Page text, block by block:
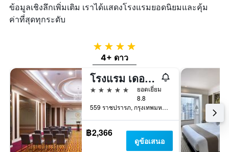
ข้อมูลเชิงลึกเพิ่มเติม เราได้แสดงโรงแรมยอดนิยมและคุ้ม
ค่าที่สุดทุกระดับ
4 ดาว
4+ ดาว
โรงแรม เดอะ เบอร์เคลีย์ โฮเต็ล ประตูน้ำ
5 ดาว
ยอดเยี่ยม
8.8
559 ราชปรารภ, กรุงเทพมหานคร, ประเทศไทย
฿2,366
ดูข้อเสนอ